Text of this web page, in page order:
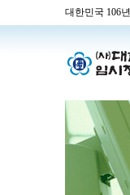
대한민국 106년